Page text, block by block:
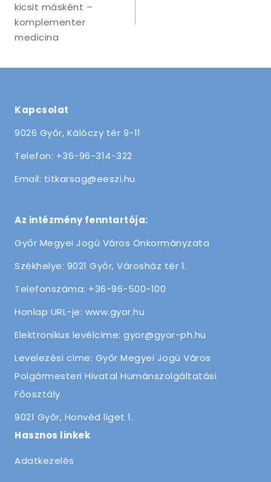
kicsit másként –
komplementer
medicina
Kapcsolat
9026 Győr, Kálóczy tér 9-11
Telefon: +36-96-314-322
Email: titkarsag@eeszi.hu
Az intézmény fenntartója:
Győr Megyei Jogú Város Önkormányzata
Székhelye: 9021 Győr, Városház tér 1.
Telefonszáma: +36-96-500-100
Honlap URL-je: www.gyor.hu
Elektronikus levélcíme: gyor@gyor-ph.hu
Levelezési címe: Győr Megyei Jogú Város
Polgármesteri Hivatal Humánszolgáltatási
Főosztály
9021 Győr, Honvéd liget 1.
Hasznos linkek
Adatkezelés